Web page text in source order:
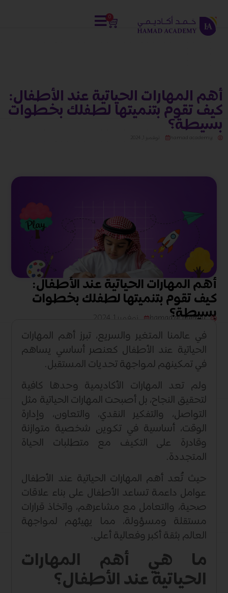
0
نوفمبر 1, 2024
أهم المهارات الحياتية عند الأطفال:
كيف تقوم بتنميتها لطفلك بخطوات
بسيطة؟
أهم المهارات الحياتية عند الأطفال:
كيف تقوم بتنميتها لطفلك بخطوات
بسيطة؟
hamad academy نوفمبر 1, 2024
في عالمنا المتغير والسريع، تبرز أهم المهارات
الحياتية عند الأطفال كعنصر أساسي يساهم
في تمكينهم لمواجهة تحديات المستقبل.
ولم تعد المهارات الأكاديمية وحدها كافية
لتحقيق النجاح، بل أصبحت المهارات الحياتية مثل
التواصل، والتفكير النقدي، والتعاون، وإدارة
الوقت، أساسية في تكوين شخصية متوازنة
وقادرة على التكيف مع متطلبات الحياة
المتجددة.
حيث تُعد أهم المهارات الحياتية عند الأطفال
عوامل داعمة تساعد الأطفال على بناء علاقات
صحية، والتعامل مع مشاعرهم، واتخاذ قرارات
مستقلة ومسؤولة، مما يهيئهم لمواجهة
العالم بثقة أكبر وفعالية أعلى.
ما هي أهم المهارات
الحياتية عند الأطفال؟